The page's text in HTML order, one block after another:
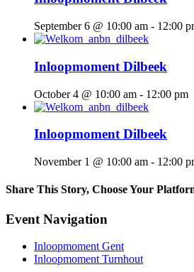
September 6 @ 10:00 am - 12:00
Inloopmoment Dilbeek
October 4 @ 10:00 am - 12:00 pm
Inloopmoment Dilbeek
November 1 @ 10:00 am - 12:00
Share This Story, Choose Your
Facebook
X
Reddit
LinkedIn
WhatsApp
Telegram
Tumblr
Pinterest
Vk
Xing
Email
Event Navigation
Inloopmoment Gent
Inloopmoment Turnhout